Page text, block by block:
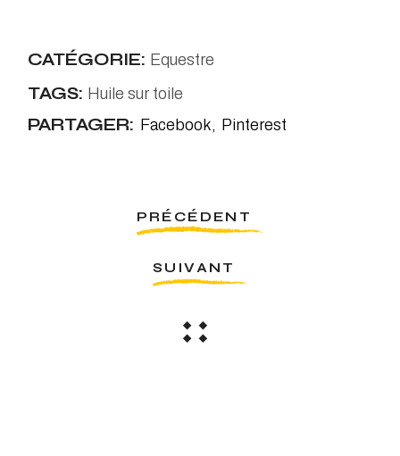
CATÉGORIE: Equestre
TAGS: Huile sur toile
PARTAGER: Facebook Pinterest
PRÉCÉDENT
SUIVANT